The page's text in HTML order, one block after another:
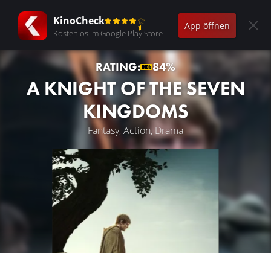
KinoCheck
Kostenlos im Google Play Store
App öffnen
RATING: 84%
A KNIGHT OF THE SEVEN
KINGDOMS
Fantasy, Action, Drama